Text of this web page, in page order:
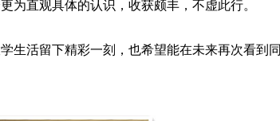
为直观具体的认识，收获颇丰，不虚此行。
活留下精彩一刻，也希望能在未来再次看到同